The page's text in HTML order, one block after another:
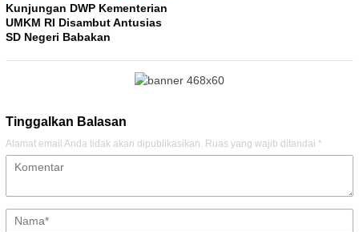
Kunjungan DWP Kementerian
UMKM RI Disambut Antusias
SD Negeri Babakan
Tinggalkan Balasan
Alamat email Anda tidak akan dipublikasikan. Ruas yang wajib ditandai *